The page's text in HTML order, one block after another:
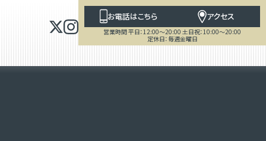
お電話はこちら アクセス
営業時間 平日：12:00～20:00 土日祝：10:00～20:00
定休日：毎週金曜日